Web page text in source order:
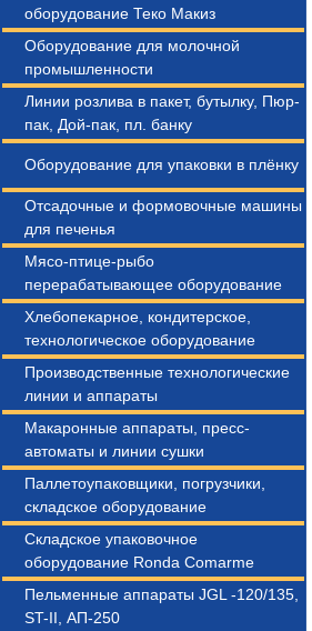
оборудование Теко Макиз
Оборудование для молочной
промышленности
Линии розлива в пакет, бутылку, Пюр-
пак, Дой-пак, пл. банку
Оборудование для упаковки в плёнку
Отсадочные и формовочные машины
для печенья
Мясо-птице-рыбо
перерабатывающее оборудование
Хлебопекарное, кондитерское,
технологическое оборудование
Производственные технологические
линии и аппараты
Макаронные аппараты, пресс-
автоматы и линии сушки
Паллетоупаковщики, погрузчики,
складское оборудование
Складское упаковочное
оборудование Ronda Comarme
Пельменные аппараты JGL -120/135,
ST-II, АП-250